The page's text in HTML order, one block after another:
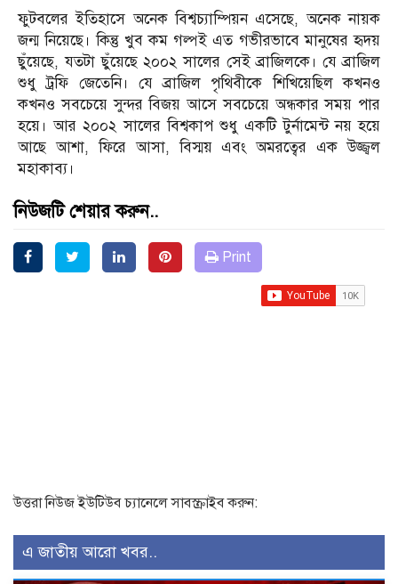
ফুটবলের ইতিহাসে অনেক বিশ্বচ্যাম্পিয়ন এসেছে, অনেক নায়ক
জন্ম নিয়েছে। কিন্তু খুব কম গল্পই এত গভীরভাবে মানুষের হৃদয়
ছুঁয়েছে, যতটা ছুঁয়েছে ২০০২ সালের সেই ব্রাজিলকে। যে ব্রাজিল
শুধু ট্রফি জেতেনি। যে ব্রাজিল পৃথিবীকে শিখিয়েছিল কখনও
কখনও সবচেয়ে সুন্দর বিজয় আসে সবচেয়ে অন্ধকার সময় পার
হয়ে। আর ২০০২ সালের বিশ্বকাপ শুধু একটি টুর্নামেন্ট নয় হয়ে
আছে আশা, ফিরে আসা, বিস্ময় এবং অমরত্বের এক উজ্জ্বল
মহাকাব্য।
নিউজটি শেয়ার করুন..
Print
উত্তরা নিউজ ইউটিউব চ্যানেলে সাবস্ক্রাইব করুন:
এ জাতীয় আরো খবর..